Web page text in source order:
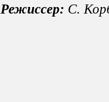
Режиссер: С.